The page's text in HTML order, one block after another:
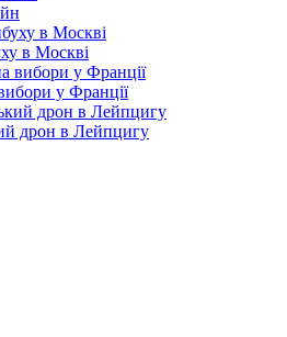
в Москві
у Франції
дрон в Лейпцигу